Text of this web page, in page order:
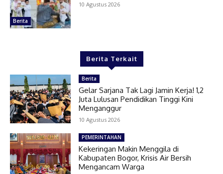
Berita
10 Agustus 2026
Berita Terkait
Berita
Gelar Sarjana Tak Lagi Jamin Kerja! 1,2
Juta Lulusan Pendidikan Tinggi Kini
Menganggur
10 Agustus 2026
PEMERINTAHAN
Kekeringan Makin Menggila di
Kabupaten Bogor, Krisis Air Bersih
Mengancam Warga